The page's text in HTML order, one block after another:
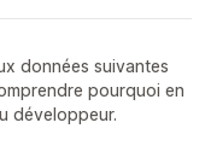
données suivantes
pourquoi en
développeur.